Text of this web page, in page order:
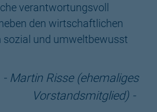
verantwortungsvoll
den wirtschaftlichen
sozial und umweltbewusst
Martin Risse (ehemaliges
Vorstandsmitglied)